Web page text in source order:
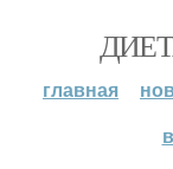
главная